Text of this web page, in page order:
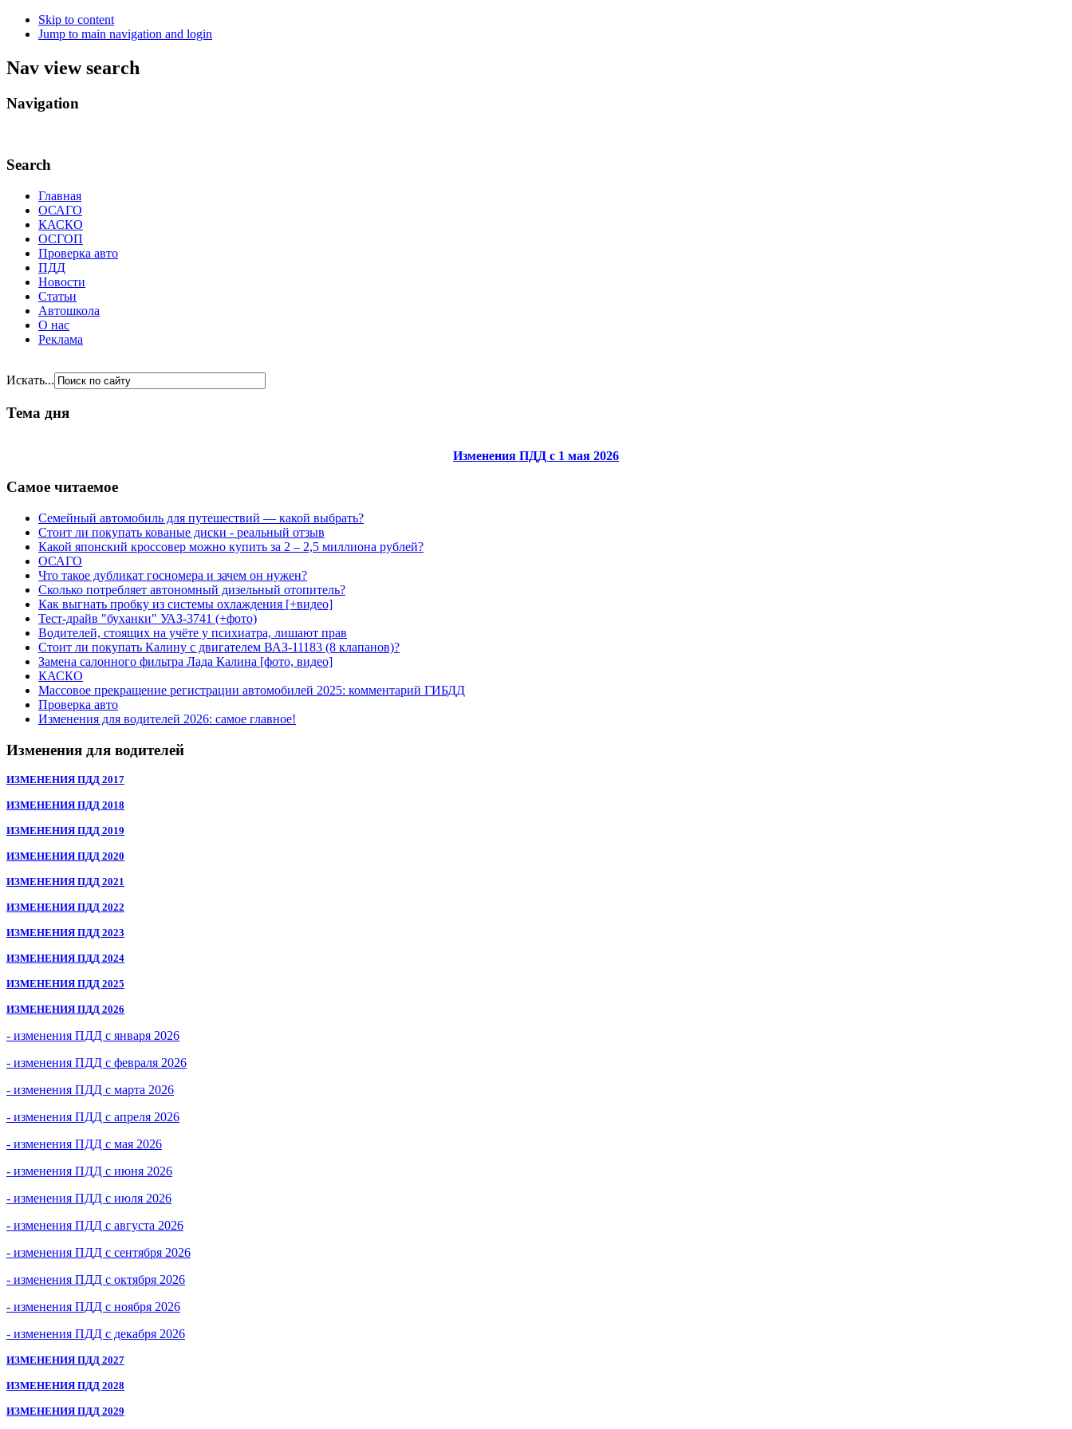
Skip to content
Jump to main navigation and login
Nav view search
Navigation
Search
Главная
ОСАГО
КАСКО
ОСГОП
Проверка авто
ПДД
Новости
Статьи
Автошкола
О нас
Реклама
Искать...
Тема дня
Изменения ПДД с 1 мая 2026
Самое читаемое
Семейный автомобиль для путешествий — какой выбрать?
Стоит ли покупать кованые диски - реальный отзыв
Какой японский кроссовер можно купить за 2 – 2,5 миллиона рублей?
ОСАГО
Что такое дубликат госномера и зачем он нужен?
Сколько потребляет автономный дизельный отопитель?
Как выгнать пробку из системы охлаждения [+видео]
Тест-драйв "буханки" УАЗ-3741 (+фото)
Водителей, стоящих на учёте у психиатра, лишают прав
Стоит ли покупать Калину с двигателем ВАЗ-11183 (8 клапанов)?
Замена салонного фильтра Лада Калина [фото, видео]
КАСКО
Массовое прекращение регистрации автомобилей 2025: комментарий ГИБДД
Проверка авто
Изменения для водителей 2026: самое главное!
Изменения для водителей
ИЗМЕНЕНИЯ ПДД 2017
ИЗМЕНЕНИЯ ПДД 2018
ИЗМЕНЕНИЯ ПДД 2019
ИЗМЕНЕНИЯ ПДД 2020
ИЗМЕНЕНИЯ ПДД 2021
ИЗМЕНЕНИЯ ПДД 2022
ИЗМЕНЕНИЯ ПДД 2023
ИЗМЕНЕНИЯ ПДД 2024
ИЗМЕНЕНИЯ ПДД 2025
ИЗМЕНЕНИЯ ПДД 2026
- изменения ПДД с января 2026
- изменения ПДД с февраля 2026
- изменения ПДД с марта 2026
- изменения ПДД с апреля 2026
- изменения ПДД с мая 2026
- изменения ПДД с июня 2026
- изменения ПДД с июля 2026
- изменения ПДД с августа 2026
- изменения ПДД с сентября 2026
- изменения ПДД с октября 2026
- изменения ПДД с ноября 2026
- изменения ПДД с декабря 2026
ИЗМЕНЕНИЯ ПДД 2027
ИЗМЕНЕНИЯ ПДД 2028
ИЗМЕНЕНИЯ ПДД 2029